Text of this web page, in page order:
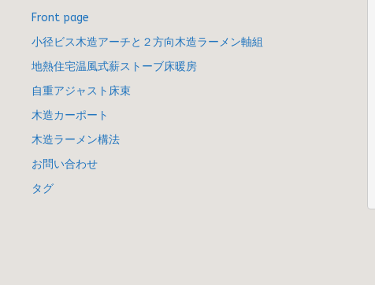
Front page
小径ビス木造アーチと２方向木造ラーメン軸組
地熱住宅温風式薪ストーブ床暖房
自重アジャスト床束
木造カーポート
木造ラーメン構法
お問い合わせ
タグ